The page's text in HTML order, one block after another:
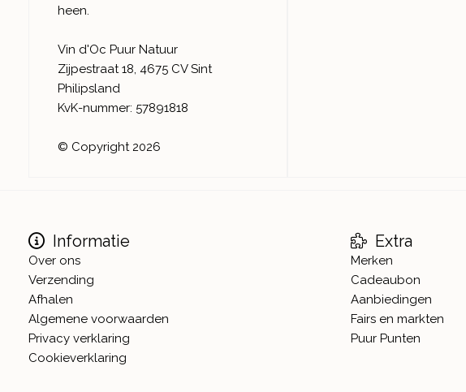
heen.
Vin d'Oc Puur Natuur
Zijpestraat 18, 4675 CV Sint
Philipsland
KvK-nummer: 57891818
© Copyright 2026
Informatie
Over ons
Verzending
Afhalen
Algemene voorwaarden
Privacy verklaring
Cookieverklaring
Extra
Merken
Cadeaubon
Aanbiedingen
Fairs en markten
Puur Punten